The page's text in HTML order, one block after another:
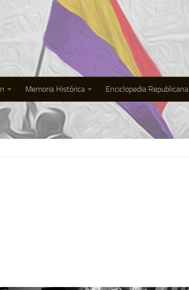
Memoria Histórica Enciclopedia Republicana